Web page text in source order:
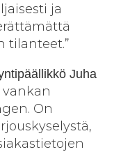
ja
tilanteet.”
Juha
On